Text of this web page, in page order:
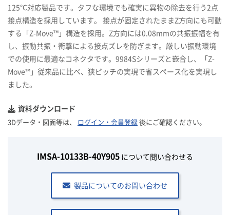
125℃対応製品です。タフな環境でも確実に異物の除去を行う2点
接点構造を採用しています。 接点が固定されたままZ方向にも可動
する「Z-Move™」構造を採用。Z方向には0.08mmの共振振幅を有
し、振動共振・衝撃による接点ズレを防ぎます。厳しい振動環境
での使用に最適なコネクタです。9984Sシリーズと嵌合し、「Z-
Move™」従来品に比べ、狭ピッチの実現で省スペース化を実現し
ました。
資料ダウンロード
3Dデータ・図面等は、 ログイン・会員登録後にご確認ください。
IMSA-10133B-40Y905 について問い合わせる
製品についてのお問い合わせ